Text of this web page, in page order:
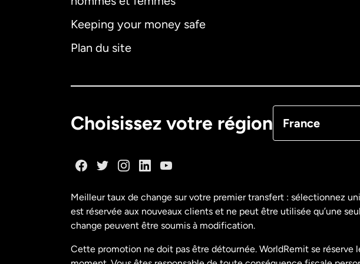
Keeping your money safe
Plan du site
Choisissez votre région France
États-Unis
États-Unis
Meilleur taux de change sur votre premier transfert : sélectionnez
est réservée aux nouveaux clients et ne peut être utilisée qu’une
change peuvent être soumis à modification.
Cette promotion ne doit pas être détournée. WorldRemit se